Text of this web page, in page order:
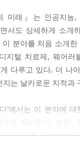
있을까
인가
를 쓸까?
관계
미래』는 인공지
서도 상세하게 소
분야를 처음 소개
지털 치료제, 웨어
다루고 있다. 더 나
는 날카로운 지적과
’에서는 이 분야에
데이터’를 강조하는